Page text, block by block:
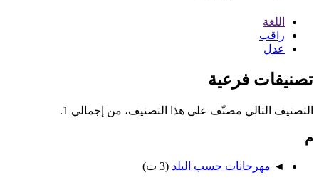
اللغة
راقب
عدل
تصنيفات فرعية
التصنيف التالي مصنّف على هذا التصنيف، من إجمالي 1.
م
◄ مهرجانات حسب البلد (3 ت)